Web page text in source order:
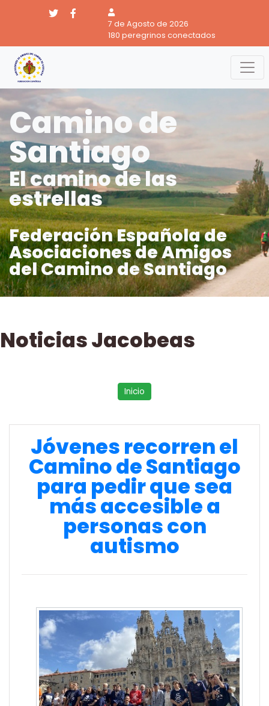
7 de Agosto de 2026
180 peregrinos conectados
Camino de
Santiago
El camino de las
estrellas
Federación Española de
Asociaciones de Amigos
del Camino de Santiago
Noticias Jacobeas
Inicio
Jóvenes recorren el
Camino de Santiago
para pedir que sea
más accesible a
personas con
autismo